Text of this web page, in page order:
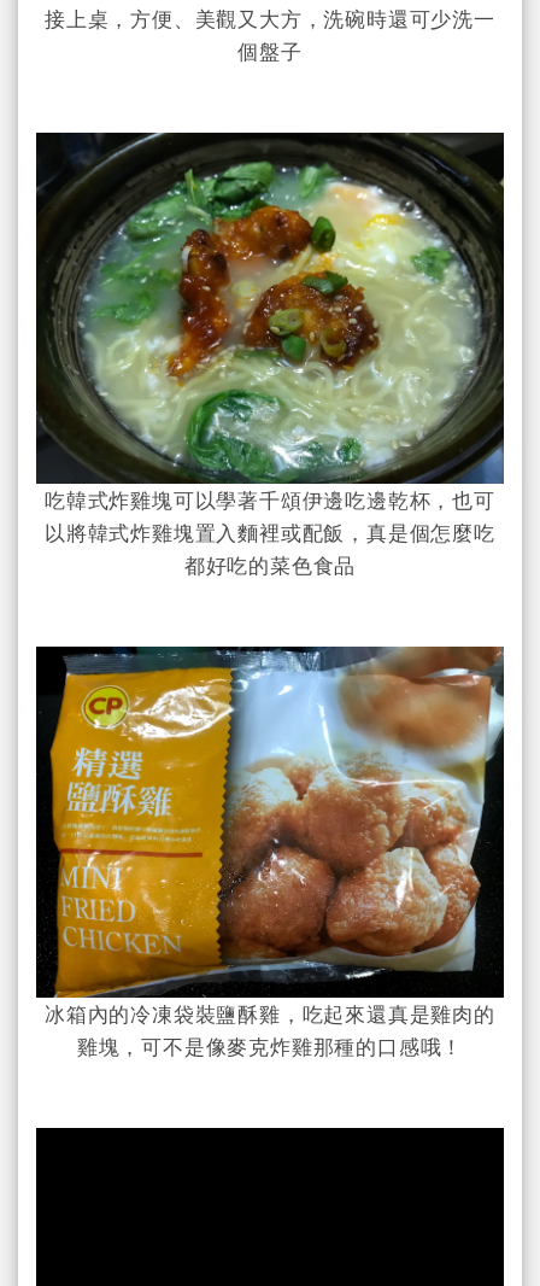
接上桌，方便、美觀又大方，洗碗時還可少洗一
個盤子
吃韓式炸雞塊可以學著千頌伊邊吃邊乾杯，也可
以將韓式炸雞塊置入麵裡或配飯，真是個怎麼吃
都好吃的菜色食品
冰箱內的冷凍袋裝鹽酥雞，吃起來還真是雞肉的
雞塊，可不是像麥克炸雞那種的口感哦！